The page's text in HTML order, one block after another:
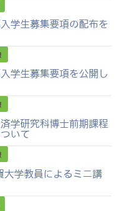
学生募集要項の配布を
学生募集要項を公開し
学研究科博士前期課程
いて
学教員によるミニ講